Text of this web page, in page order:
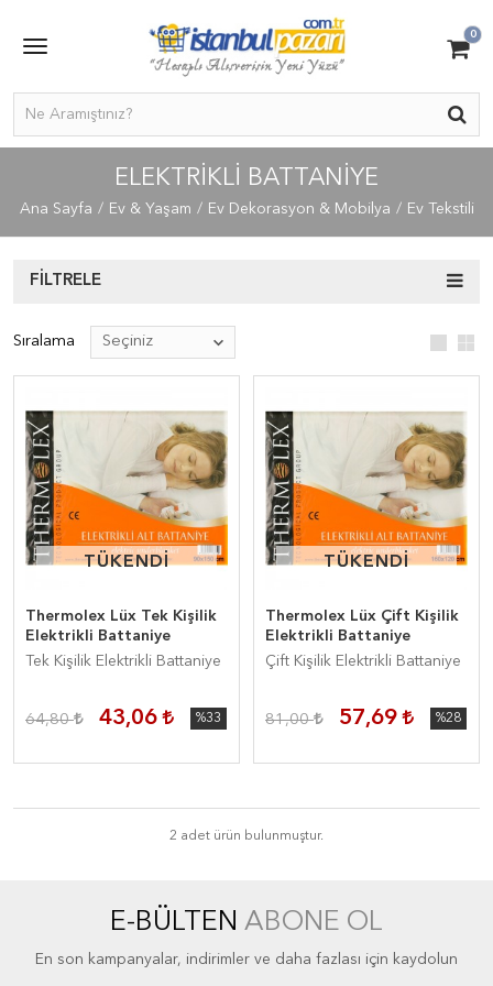
0
ELEKTRIKLI BATTANIYE
Ana Sayfa Ev & Yaşam Ev Dekorasyon & Mobilya Ev Tekstili
FILTRELE
Sıralama
TÜKENDİ
TÜKENDİ
Thermolex Lüx Tek Kişilik
Elektrikli Battaniye
Tek Kişilik Elektrikli Battaniye
64,80 43,06 %33
TÜKENDİ
TÜKENDİ
Thermolex Lüx Çift Kişilik
Elektrikli Battaniye
Çift Kişilik Elektrikli Battaniye
81,00 57,69 %28
2 adet ürün bulunmuştur.
E-BÜLTEN ABONE OL
En son kampanyalar, indirimler ve daha fazlası için kaydolun